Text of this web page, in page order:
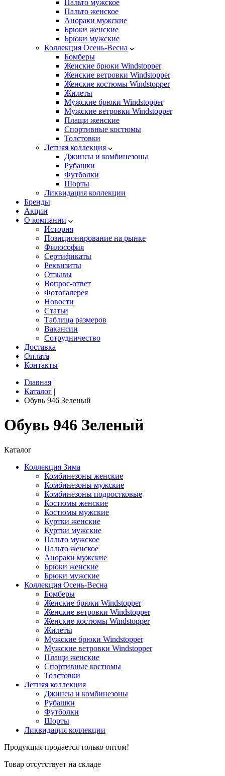
Пальто мужское
Пальто женское
Анораки мужские
Брюки женские
Брюки мужские
Коллекция Осень-Весна
Бомберы
Женские брюки Windstopper
Женские ветровки Windstopper
Женские костюмы Windstopper
Жилеты
Мужские брюки Windstopper
Мужские ветровки Windstopper
Плащи женские
Спортивные костюмы
Толстовки
Летняя коллекция
Джинсы и комбинезоны
Рубашки
Футболки
Шорты
Ликвидация коллекции
Бренды
Акции
О компании
История
Позиционирование на рынке
Философия
Сертификаты
Реквизиты
Отзывы
Вопрос-ответ
Фотогалерея
Новости
Статьи
Таблица размеров
Вакансии
Сотрудничество
Доставка
Оплата
Контакты
Главная |
Каталог |
Обувь 946 Зеленый
Обувь 946 Зеленый
Каталог
Коллекция Зима
Комбинезоны женские
Комбинезоны мужские
Комбинезоны подростковые
Костюмы женские
Костюмы мужские
Куртки женские
Куртки мужские
Пальто мужское
Пальто женское
Анораки мужские
Брюки женские
Брюки мужские
Коллекция Осень-Весна
Бомберы
Женские брюки Windstopper
Женские ветровки Windstopper
Женские костюмы Windstopper
Жилеты
Мужские брюки Windstopper
Мужские ветровки Windstopper
Плащи женские
Спортивные костюмы
Толстовки
Летняя коллекция
Джинсы и комбинезоны
Рубашки
Футболки
Шорты
Ликвидация коллекции
Продукция продается только оптом!
Товар отсутствует на складе